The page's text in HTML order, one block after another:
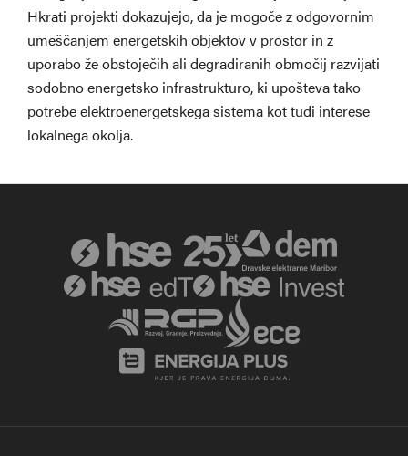
Hkrati projekti dokazujejo, da je mogoče z odgovornim
umeščanjem energetskih objektov v prostor in z
uporabo že obstoječih ali degradiranih območij razvijati
sodobno energetsko infrastrukturo, ki upošteva tako
potrebe elektroenergetskega sistema kot tudi interese
lokalnega okolja.